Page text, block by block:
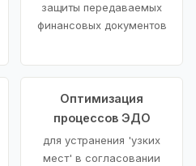
защиты передаваемых
финансовых документов
Оптимизация
процессов ЭДО
для устранения 'узких
мест' в согласовании